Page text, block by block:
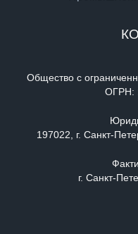
Общество с
ОГРН:
197022, г. Санкт-
г. Санкт-